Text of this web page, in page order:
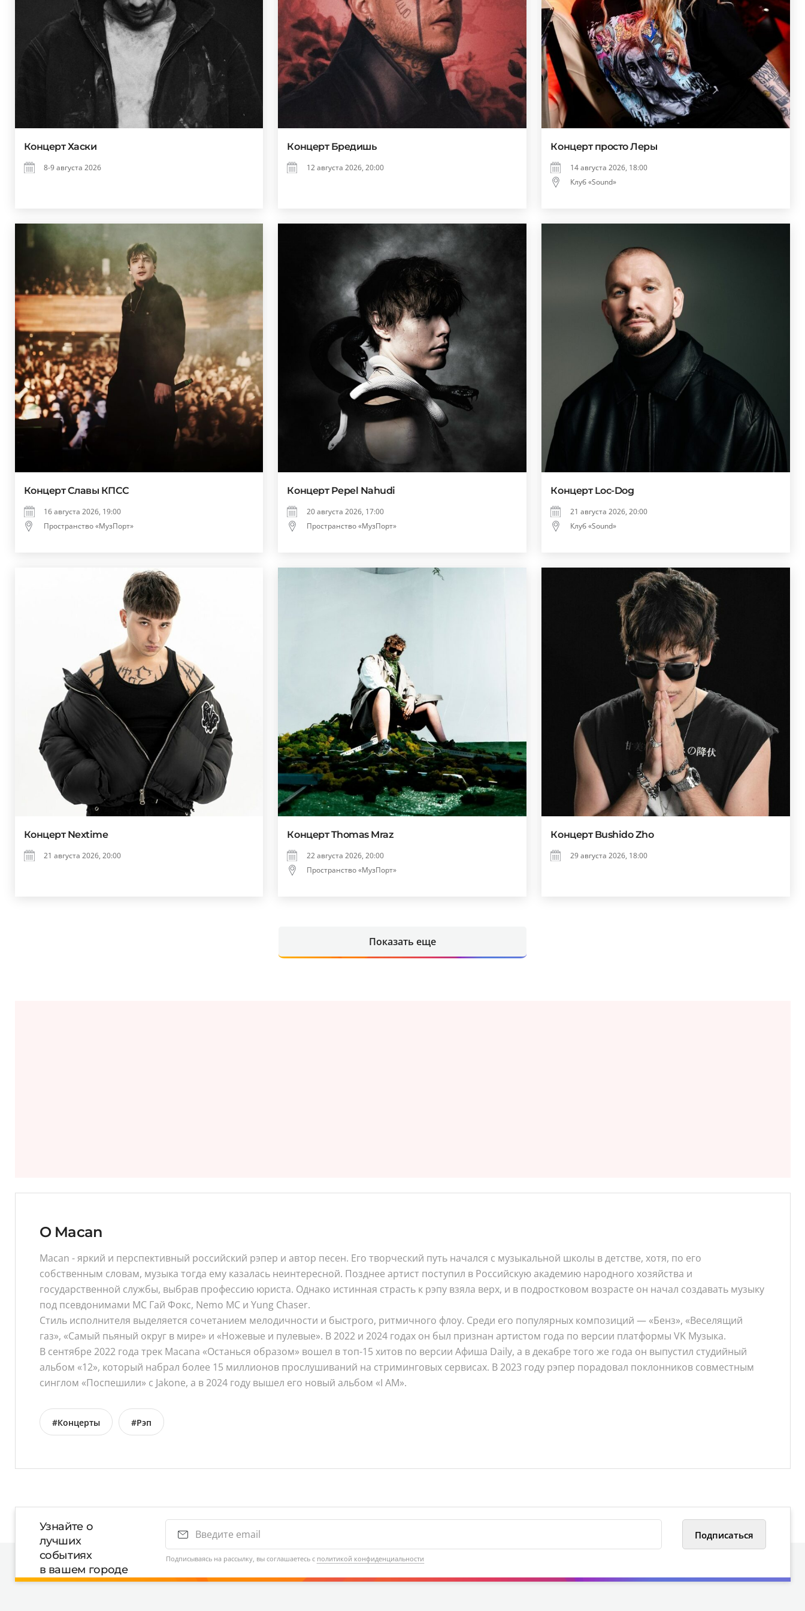
Концерт Хаски
8-9 августа 2026
Концерт Бредишь
12 августа 2026, 20:00
Концерт просто Леры
14 августа 2026, 18:00
Клуб «Sound»
Концерт Славы КПСС
16 августа 2026, 19:00
Пространство «МузПорт»
Концерт Pepel Nahudi
20 августа 2026, 17:00
Пространство «МузПорт»
Концерт Loc-Dog
21 августа 2026, 20:00
Клуб «Sound»
Концерт Nextime
21 августа 2026, 20:00
Концерт Thomas Mraz
22 августа 2026, 20:00
Пространство «МузПорт»
Концерт Bushido Zho
29 августа 2026, 18:00
Показать еще
O Macan
Macan - яркий и перспективный российский рэпер и автор песен. Его творческий путь начался с музыкальной школы в детстве, хотя, по его
собственным словам, музыка тогда ему казалась неинтересной. Позднее артист поступил в Российскую академию народного хозяйства и
государственной службы, выбрав профессию юриста. Однако истинная страсть к рэпу взяла верх, и в подростковом возрасте он начал создавать музыку
под псевдонимами MC Гай Фокс, Nemo MC и Yung Chaser.
Стиль исполнителя выделяется сочетанием мелодичности и быстрого, ритмичного флоу. Среди его популярных композиций — «Бенз», «Веселящий
газ», «Самый пьяный округ в мире» и «Ножевые и пулевые». В 2022 и 2024 годах он был признан артистом года по версии платформы VK Музыка.
В сентябре 2022 года трек Macana «Останься образом» вошел в топ-15 хитов по версии Афиша Daily, а в декабре того же года он выпустил студийный
альбом «12», который набрал более 15 миллионов прослушиваний на стриминговых сервисах. В 2023 году рэпер порадовал поклонников совместным
синглом «Поспешили» с Jakone, а в 2024 году вышел его новый альбом «I AM».
#Концерты #Рэп
Узнайте о
лучших
событиях
в вашем городе
Подписываясь на рассылку, вы соглашаетесь с политикой конфиденциальности